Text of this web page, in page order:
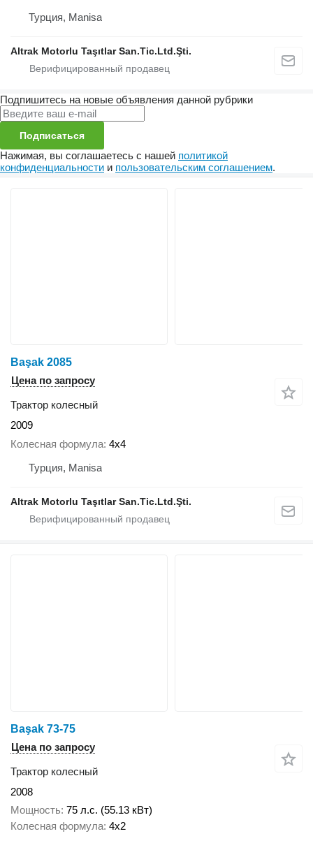
Турция, Manisa
Altrak Motorlu Taşıtlar San.Tic.Ltd.Şti.
Подпишитесь на новые объявления данной рубрики
Подписаться
Нажимая, вы соглашаетесь с нашей политикой
конфиденциальности и пользовательским соглашением.
Başak 2085
Цена по запросу
Трактор колесный
2009
Колесная формула 4x4
Турция, Manisa
Altrak Motorlu Taşıtlar San.Tic.Ltd.Şti.
Başak 73-75
Цена по запросу
Трактор колесный
2008
Мощность 75 л.с. (55.13 кВт)
Колесная формула 4x2